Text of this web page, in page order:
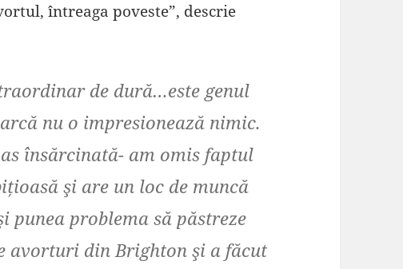
întreaga poveste”, descrie
de dură…este genul
nu o impresionează nimic.
însărcinată- am omis faptul
şi are un loc de muncă
punea problema să păstreze
avorturi din Brighton şi a făcut